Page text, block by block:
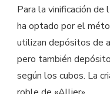
Para la vinificación de
ha optado por el
utilizan depósitos de
pero también
según los cubos. La